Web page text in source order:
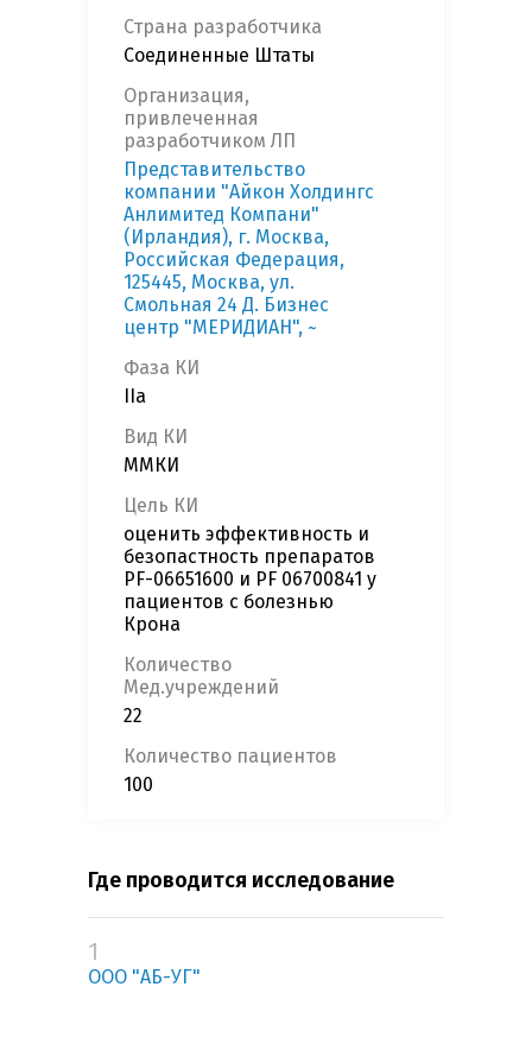
Страна разработчика
Соединенные Штаты
Организация,
привлеченная
разработчиком ЛП
Представительство
компании "Айкон Холдингс
Анлимитед Компани"
(Ирландия), г. Москва,
Российская Федерация,
125445, Москва, ул.
Смольная 24 Д. Бизнес
центр "МЕРИДИАН", ~
Фаза КИ
IIa
Вид КИ
ММКИ
Цель КИ
оценить эффективность и
безопастность препаратов
PF-06651600 и PF 06700841 у
пациентов с болезнью
Крона
Количество
Мед.учреждений
22
Количество пациентов
100
Где проводится исследование
1
ООО "АБ-УГ"